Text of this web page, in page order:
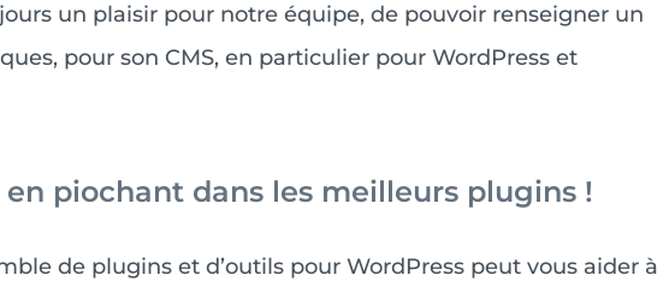
un plaisir pour notre équipe, de pouvoir renseigner un
pour son CMS, en particulier pour WordPress et
piochant dans les meilleurs plugins !
de plugins et d’outils pour WordPress peut vous aider à